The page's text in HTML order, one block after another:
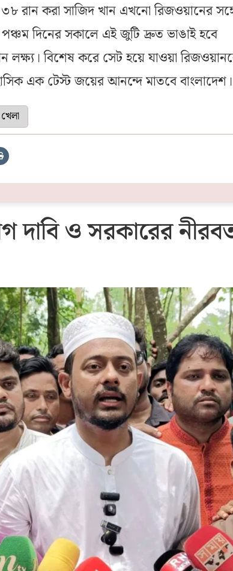
রান করা সাজিদ খান এখনো রিজওয়ানের
দিনের সকালে এই জুটি দ্রুত ভাঙাই হবে
লক্ষ্য। বিশেষ করে সেট হয়ে যাওয়া
এক টেস্ট জয়ের আনন্দে মাতবে বাংলাদেশ।
খেলা
দাবি ও সরকারের